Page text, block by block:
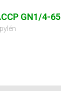
GN1/4-65